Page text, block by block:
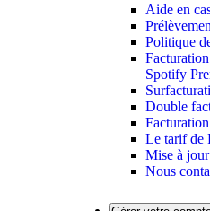
Aide en
Politique
Spotify
Double
Le tarif de
Mise à
Nous